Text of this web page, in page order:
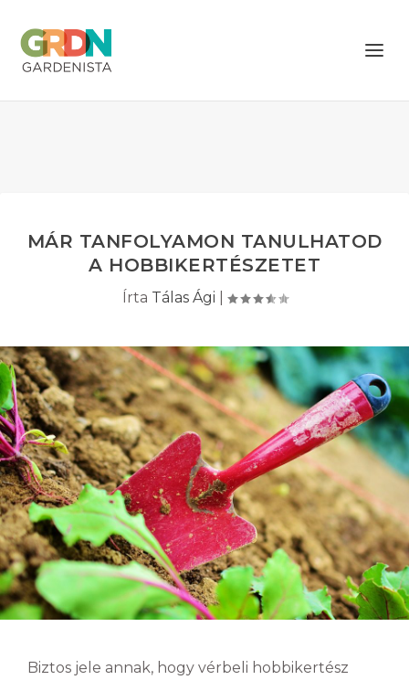
MÁR TANFOLYAMON TANULHATOD
A HOBBIKERTÉSZETET
Írta Tálas Ági
Biztos jele annak, hogy vérbeli hobbikertész